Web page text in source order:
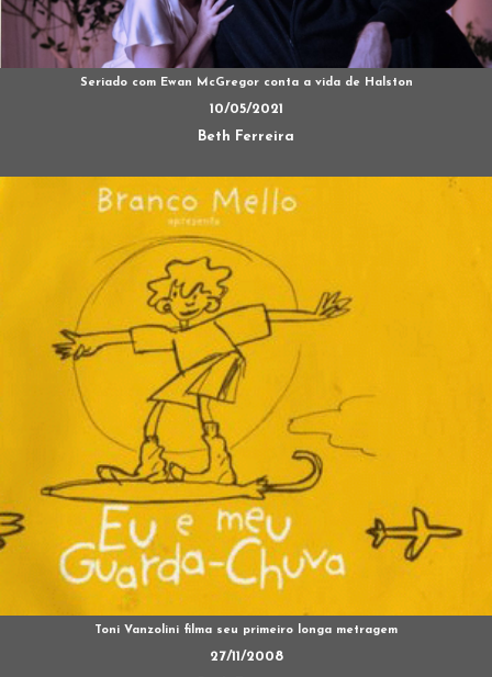
Seriado com Ewan McGregor conta a vida de Halston
10/05/2021
Beth Ferreira
Toni Vanzolini filma seu primeiro longa metragem
27/11/2008